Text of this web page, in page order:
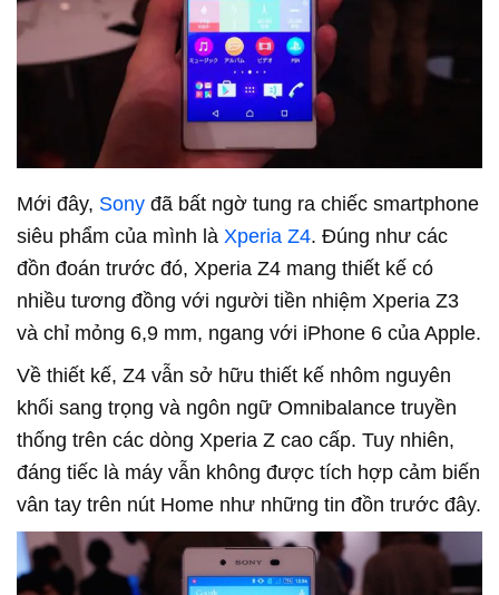
Mới đây, Sony đã bất ngờ tung ra chiếc smartphone
siêu phẩm của mình là Xperia Z4. Đúng như các
đồn đoán trước đó, Xperia Z4 mang thiết kế có
nhiều tương đồng với người tiền nhiệm Xperia Z3
và chỉ mỏng 6,9 mm, ngang với iPhone 6 của Apple.
Về thiết kế, Z4 vẫn sở hữu thiết kế nhôm nguyên
khối sang trọng và ngôn ngữ Omnibalance truyền
thống trên các dòng Xperia Z cao cấp. Tuy nhiên,
đáng tiếc là máy vẫn không được tích hợp cảm biến
vân tay trên nút Home như những tin đồn trước đây.